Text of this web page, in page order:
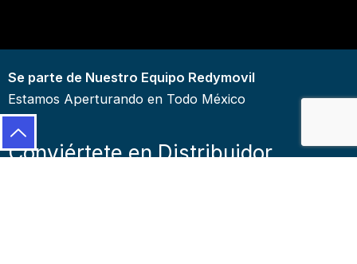
Se parte de Nuestro Equipo Redymovil
Estamos Aperturando en Todo México
Conviértete en Distribuidor